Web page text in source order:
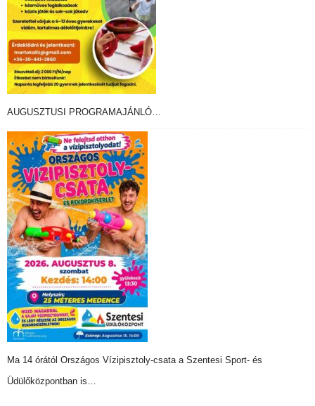
AUGUSZTUSI PROGRAMAJÁNLÓ…
Ma 14 órától Országos Vízipisztoly-csata a Szentesi Sport- és
Üdülőközpontban is…